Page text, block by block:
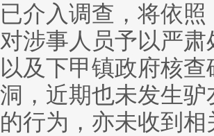
已介入调查，将依
对涉事人员予以严
以及下甲镇政府核
洞，近期也未发生
的行为，亦未收到